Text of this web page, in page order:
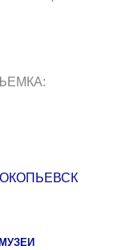
МУЗЕИ